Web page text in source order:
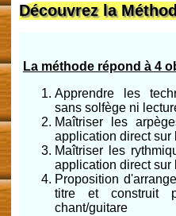
Découvrez la
La méthode répond à 4
Apprendre les
sans solfège ni
Maîtriser les
application direct sur
Maîtriser les
application direct sur
Proposition
titre et construit
chant/guitare